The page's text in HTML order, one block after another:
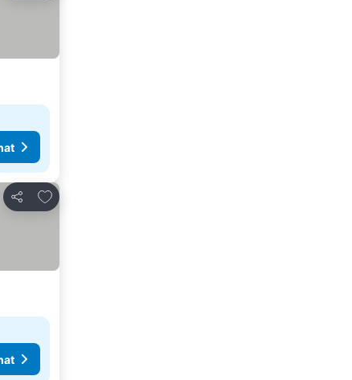
Jaa
Lisää suosikkeihin